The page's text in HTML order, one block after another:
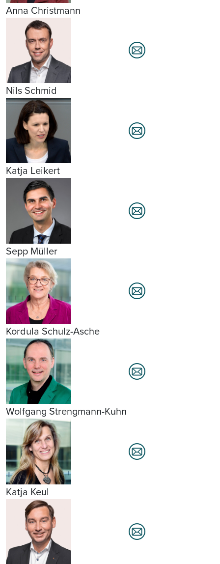
Anna Christmann
Nils Schmid
Katja Leikert
Sepp Müller
Kordula Schulz-Asche
Wolfgang Strengmann-Kuhn
Katja Keul